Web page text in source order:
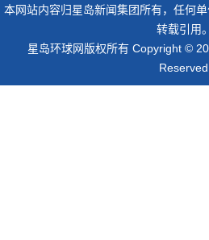
本网站内容归星岛新闻集团所有，任何
转载引用。
星岛环球网版权所有 Copyright ©